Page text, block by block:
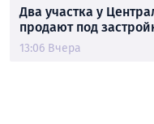
Два участка у
продают под
13:06 Вчера